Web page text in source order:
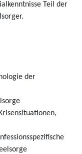
Teil der
der